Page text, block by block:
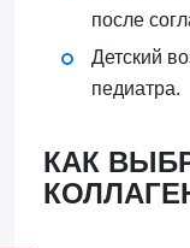
после
Детский
педиатра.
КАК